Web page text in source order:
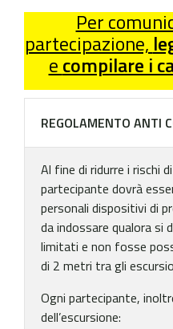
Per
partecipazione,
ecompilare i
REGOLAMENTO ANTI
Al fine di ridurre i rischi
partecipante dovrà
personali dispositivi di
da indossare qualora si
limitati e non fosse
di 2 metri tra gli
Ogni partecipante,
dell’escursione: